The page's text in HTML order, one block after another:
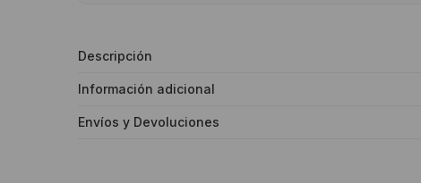
Descripción
Información adicional
Envíos y Devoluciones